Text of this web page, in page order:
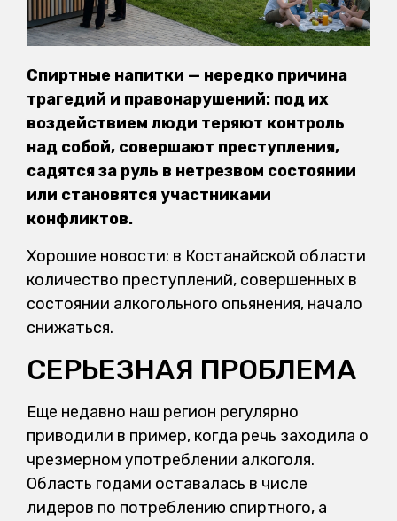
Спиртные напитки — нередко причина
трагедий и правонарушений: под их
воздействием люди теряют контроль
над собой, совершают преступления,
садятся за руль в нетрезвом состоянии
или становятся участниками
конфликтов.
Хорошие новости: в Костанайской области
количество преступлений, совершенных в
состоянии алкогольного опьянения, начало
снижаться.
СЕРЬЕЗНАЯ ПРОБЛЕМА
Еще недавно наш регион регулярно
приводили в пример, когда речь заходила о
чрезмерном употреблении алкоголя.
Область годами оставалась в числе
лидеров по потреблению спиртного, а